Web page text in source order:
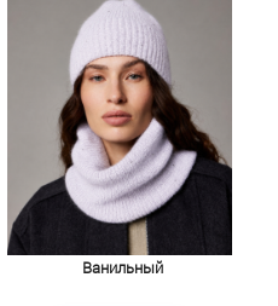
Ванильный